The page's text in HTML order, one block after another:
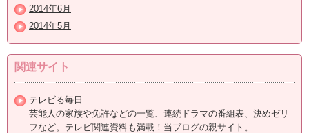
2014年6月
2014年5月
関連サイト
テレビる毎日
芸能人の家族や免許などの一覧、連続ドラマの番組表、決めゼリ
フなど。テレビ関連資料も満載！当ブログの親サイト。